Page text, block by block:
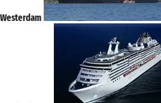
Westerdam